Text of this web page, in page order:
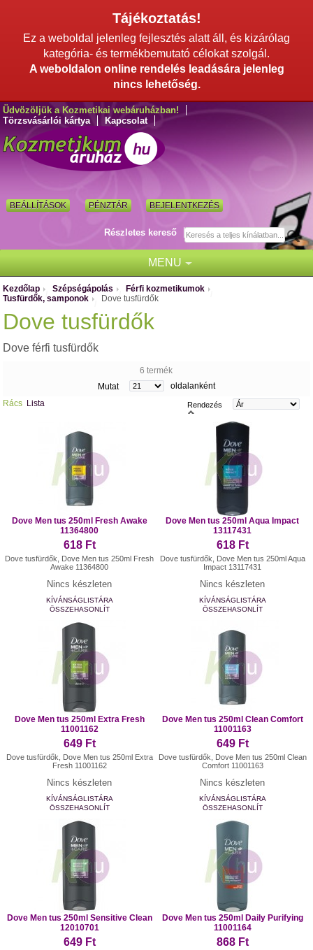
Tájékoztatás!
Ez a weboldal jelenleg fejlesztés alatt áll, és kizárólag
kategória- és termékbemutató célokat szolgál.
A weboldalon online rendelés leadására jelenleg
nincs lehetőség.
Üdvözöljük a Kozmetikai webáruházban!
Törzsvásárlói kártya
Kapcsolat
BEÁLLÍTÁSOK PÉNZTÁR BEJELENTKEZÉS
Részletes kereső
MENU
Kezdőlap Szépségápolás Férfi kozmetikumok
Tusfürdők, samponok Dove tusfürdők
Dove tusfürdők
Dove férfi tusfürdők
6 termék
Mutat
oldalanként
Rács Lista Rendezés
Dove Men tus 250ml Fresh Awake
11364800
618 Ft
Dove tusfürdők, Dove Men tus 250ml Fresh
Awake 11364800
Nincs készleten
KÍVÁNSÁGLISTÁRA
ÖSSZEHASONLÍT
Dove Men tus 250ml Aqua Impact
13117431
618 Ft
Dove tusfürdők, Dove Men tus 250ml Aqua
Impact 13117431
Nincs készleten
KÍVÁNSÁGLISTÁRA
ÖSSZEHASONLÍT
Dove Men tus 250ml Extra Fresh
11001162
649 Ft
Dove tusfürdők, Dove Men tus 250ml Extra
Fresh 11001162
Nincs készleten
KÍVÁNSÁGLISTÁRA
ÖSSZEHASONLÍT
Dove Men tus 250ml Clean Comfort
11001163
649 Ft
Dove tusfürdők, Dove Men tus 250ml Clean
Comfort 11001163
Nincs készleten
KÍVÁNSÁGLISTÁRA
ÖSSZEHASONLÍT
Dove Men tus 250ml Sensitive Clean
12010701
649 Ft
Dove Men tus 250ml Daily Purifying
11001164
868 Ft